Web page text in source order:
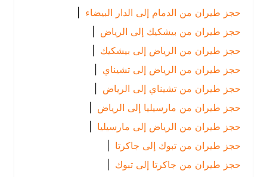
حجز طيران من الدمام إلى الدار البيضاء |
حجز طيران من بيشكيك إلى الرياض
|
حجز طيران من الرياض إلى بيشكيك |
حجز طيران من الرياض إلى تشيناي |
حجز طيران من تشيناي إلى الرياض
|
حجز طيران من مارسيليا إلى الرياض
|
حجز طيران من الرياض إلى مارسيليا |
حجز طيران من تبوك إلى جاكرتا
|
حجز طيران من جاكرتا إلى تبوك
|